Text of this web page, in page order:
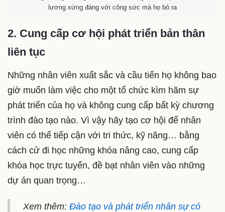
lương xứng đáng với công sức mà họ bỏ ra
2. Cung cấp cơ hội phát triển bản thân
liên tục
Những nhân viên xuất sắc và cầu tiến họ không bao
giờ muốn làm việc cho một tổ chức kìm hãm sự
phát triển của họ và không cung cấp bất kỳ chương
trình đào tạo nào. Vì vậy hãy tạo cơ hội để nhân
viên có thể tiếp cận với tri thức, kỹ năng… bằng
cách cử đi học những khóa nâng cao, cung cấp
khóa học trực tuyến, đề bạt nhân viên vào những
dự án quan trọng…
Xem thêm: Đào tạo và phát triển nhân sự có